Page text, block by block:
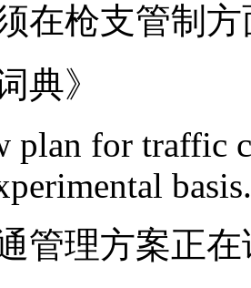
在枪支管制 方
典》
plan for traffic
basis.
管理方案正在